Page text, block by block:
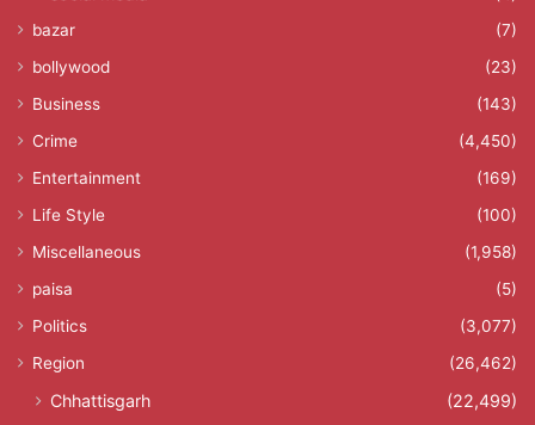
bazar
(7)
bollywood
(23)
Business
(143)
Crime
(4,450)
Entertainment
(169)
Life Style
(100)
Miscellaneous
(1,958)
paisa
(5)
Politics
(3,077)
Region
(26,462)
Chhattisgarh
(22,499)